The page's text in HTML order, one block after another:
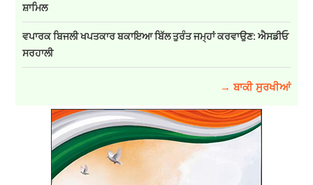
ਸ਼ਾਮਿਲ
ਵਪਾਰਕ ਬਿਜਲੀ ਖਪਤਕਾਰ ਬਕਾਇਆ ਬਿੱਲ ਤੁਰੰਤ ਜਮ੍ਹਾਂ ਕਰਵਾਉਣ: ਐਸਡੀਓ
ਸਰਹਾਲੀ
→ ਬਾਕੀ ਸੁਰਖੀਆਂ